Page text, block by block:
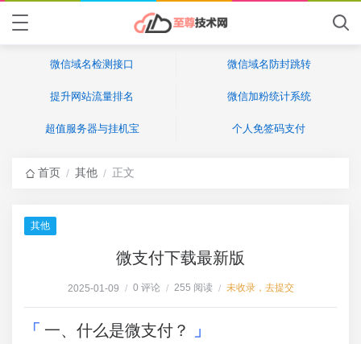
微信域名检测接口 微信域名防封跳转
提升网站流量排名 微信加粉统计系统
超值服务器与挂机宝 个人免签码支付
首页 / 其他 / 正文
其他
微支付下载最新版
2025-01-09 / 0 评论 / 255 阅读 / 未收录，去提交
一、什么是微支付？